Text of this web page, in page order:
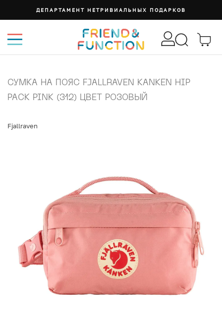
ДЕПАРТАМЕНТ НЕТРИВИАЛЬНЫХ ПОДАРКОВ
СУМКА НА ПОЯС FJALLRAVEN KANKEN HIP
PACK PINK (312) ЦВЕТ РОЗОВЫЙ
Fjallraven